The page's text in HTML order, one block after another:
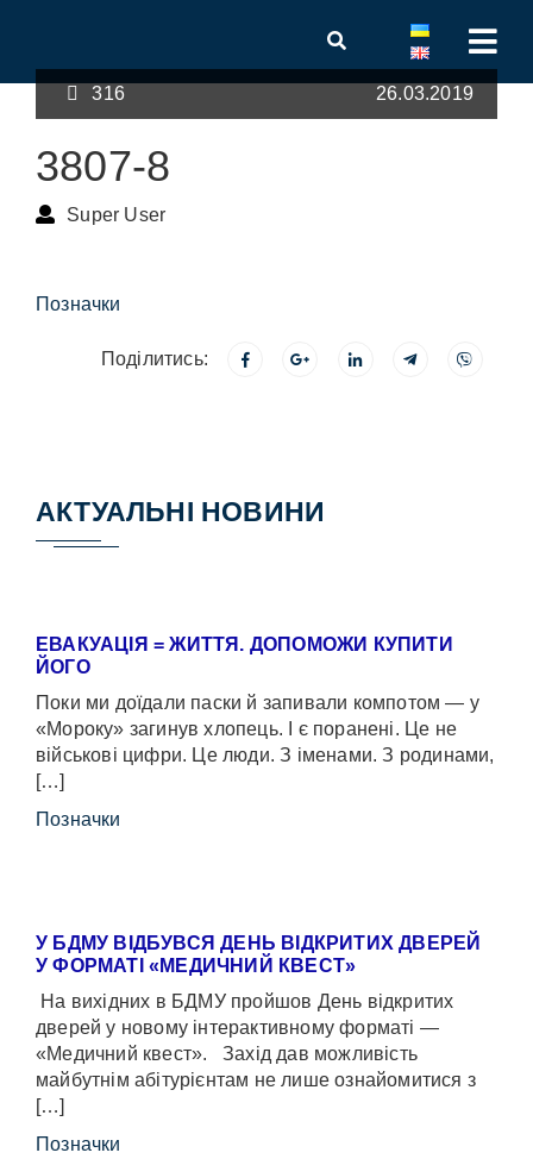
316 26.03.2019
3807-8
Super User
Позначки
Поділитись:
АКТУАЛЬНІ НОВИНИ
ЕВАКУАЦІЯ = ЖИТТЯ. ДОПОМОЖИ КУПИТИ
ЙОГО
Поки ми доїдали паски й запивали компотом — у
«Мороку» загинув хлопець. І є поранені. Це не
військові цифри. Це люди. З іменами. З родинами,
[…]
Позначки
У БДМУ ВІДБУВСЯ ДЕНЬ ВІДКРИТИХ ДВЕРЕЙ
У ФОРМАТІ «МЕДИЧНИЙ КВЕСТ»
На вихідних в БДМУ пройшов День відкритих
дверей у новому інтерактивному форматі —
«Медичний квест». Захід дав можливість
майбутнім абітурієнтам не лише ознайомитися з
[…]
Позначки